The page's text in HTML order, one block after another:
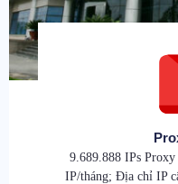
9.689.888 IPs
IP/tháng; Địa chỉ IP